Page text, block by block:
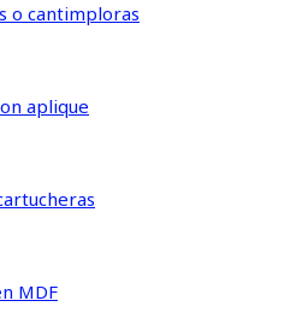
o cantimploras
aplique
MDF